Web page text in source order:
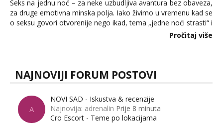
Seks na jednu noć – za neke uzbudljiva avantura bez obaveza,
za druge emotivna minska polja. Iako živimo u vremenu kad se
o seksu govori otvorenije nego ikad, tema „jedne noći strasti“ i
dalje izaziva burne rasprave. Što zapravo misle žene, a što
Pročitaj više
NAJNOVIJI FORUM POSTOVI
A
NOVI SAD - Iskustva & recenzije
Najnovija: adrenalin Prije 8 minuta
Cro Escort - Teme po lokacijama